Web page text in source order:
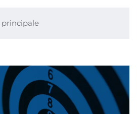
principale